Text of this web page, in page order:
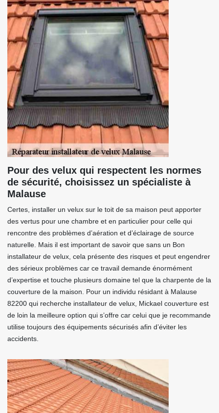
Pour des velux qui respectent les normes
de sécurité, choisissez un spécialiste à
Malause
Certes, installer un velux sur le toit de sa maison peut apporter
des vertus pour une chambre et en particulier pour celle qui
rencontre des problèmes d’aération et d’éclairage de source
naturelle. Mais il est important de savoir que sans un Bon
installateur de velux, cela présente des risques et peut engendrer
des sérieux problèmes car ce travail demande énormément
d’expertise et touche plusieurs domaine tel que la charpente de la
couverture de la maison. Pour un individu résidant à Malause
82200 qui recherche installateur de velux, Mickael couverture est
de loin la meilleure option qui s’offre car celui que je recommande
utilise toujours des équipements sécurisés afin d’éviter les
accidents.